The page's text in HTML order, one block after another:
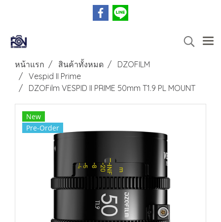
หน้าแรก สินค้าทั้งหมด
DZOFILM
Vespid II Prime
DZOFilm VESPID II PRIME 50mm T1.9 PL MOUNT
New
Pre-Order